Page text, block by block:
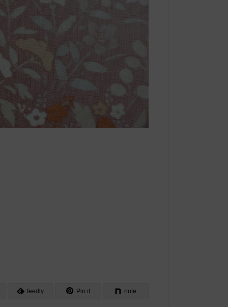
feedly Pin it note